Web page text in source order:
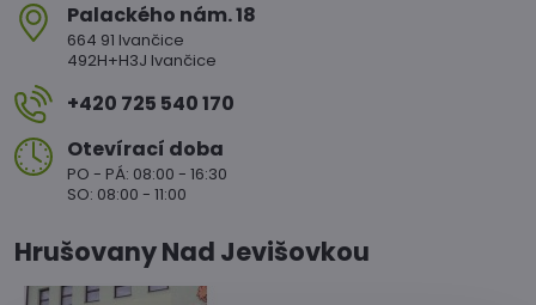
Palackého nám​. 18
664 91 Ivančice
492H+H3J Ivančice
+420 725 540 170
Otevírací doba
PO - PÁ: 08:00 - 16:30
SO: 08:00 - 11:00
Hrušovany Nad Jevišovkou